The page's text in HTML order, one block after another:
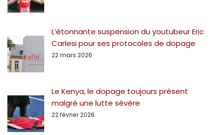
L’étonnante suspension du youtubeur Eric
Carlesi pour ses protocoles de dopage
22 mars 2026
Le Kenya, le dopage toujours présent
malgré une lutte sévère
22 février 2026